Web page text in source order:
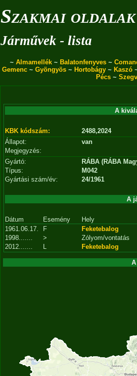
Szakmai oldalak
Járművek - lista
~ Almamellék ~ Balatonfenyves ~
Gemenc ~ Gyöngyös ~ Hortobágy ~ Kaszó
Pécs ~
A
KBK kódszám:
2488,2024
Állapot:
van
Megjegyzés:
Gyártó:
RÁBA (RÁBA
Típus:
M042
Gyártási szám/év:
24/1961
A
Dátum Esemény
Hely
1961.06.17.
F
Feketebalog
1998.......
>
Zólyom/vontatás
2012.......
L Feketebalog